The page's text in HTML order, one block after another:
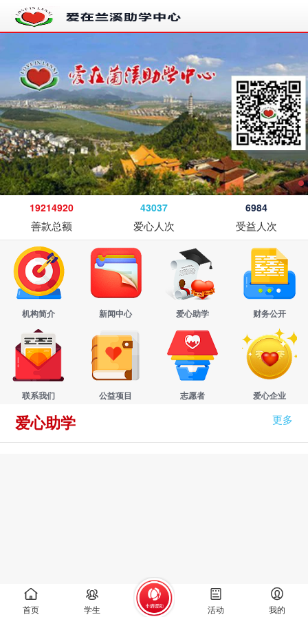
首页 学生 活动 我的
19214920
善款总额
43037
爱心人次
6984
受益人次
机构简介 新闻中心 爱心助学 财务公开
联系我们 公益项目 志愿者 爱心企业
更多
爱心助学